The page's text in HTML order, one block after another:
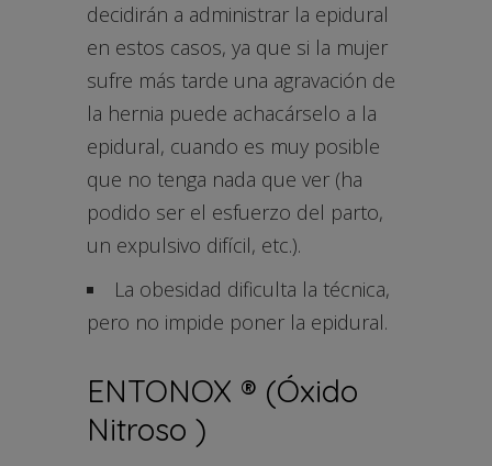
decidirán a administrar la epidural
en estos casos, ya que si la mujer
sufre más tarde una agravación de
la hernia puede achacárselo a la
epidural, cuando es muy posible
que no tenga nada que ver (ha
podido ser el esfuerzo del parto,
un expulsivo difícil, etc.).
La obesidad dificulta la técnica,
pero no impide poner la epidural.
ENTONOX ® (Óxido
Nitroso )